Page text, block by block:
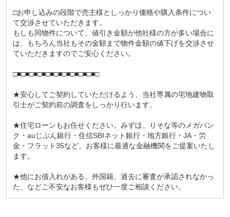
□お申し込みの段階で売主様としっかり価格や購入条件につい
て交渉させていただきます。
もしも同物件について、値引き金額が他社様の方が多い場合に
は、もちろん当社もその金額まで物件金額の値下げを交渉させ
ていただきますのでご安心ください。
□■□■□■□■□■□■□■□■□■□■□
★安心してご契約していただけるよう、当社専属の宅地建物取
引士がご契約前の調査をしっかり行います。
★住宅ローンもお任せください。みずほ、りそな等のメガバン
ク・auじぶん銀行・住信SBIネット銀行・地方銀行・JA・労
金・フラット35など、お客様に最適な金融機関をご提案いたし
ます。
★他にお借入れがある、外国籍、過去に審査が承認されなかっ
た、などご不安なお客様もぜひ一度ご相談ください。